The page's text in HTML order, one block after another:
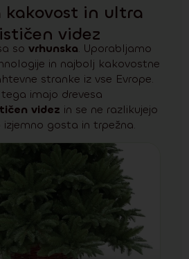
kakovost in ultra
videz
so vrhunska. Uporabljamo
in najbolj kakovostne
stranke iz vse Evrope.
imajo drevesa
videz in se ne razlikujejo
izjemno gosta in trpežna.